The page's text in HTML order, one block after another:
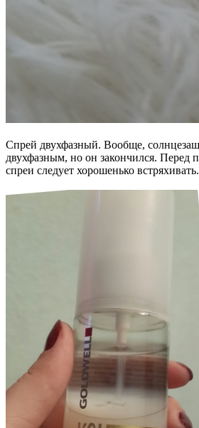
Спрей двухфазный. Вообще,
двухфазным, но он закончился. Перед
спреи следует хорошенько встряхивать.